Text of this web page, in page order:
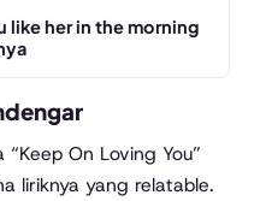
like her in the morning
On Loving You”
liriknya yang relatable.